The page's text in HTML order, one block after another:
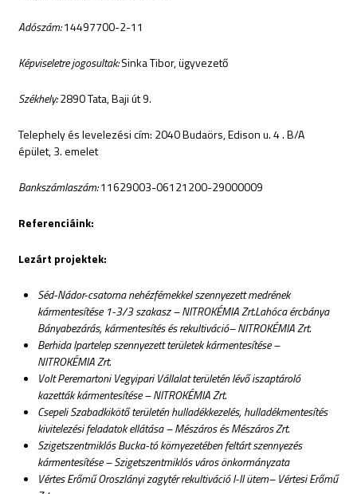
Adószám:14497700-2-11
Képviseletre jogosultak:Sinka Tibor, ügyvezető
Székhely:2890 Tata, Baji út 9.
Telephely és levelezési cím: 2040 Budaörs, Edison u. 4 . B/A
épület, 3. emelet
Bankszámlaszám:11629003-06121200-29000009
Referenciáink:
Lezárt projektek:
Séd-Nádor-csatorna nehézfémekkel szennyezett medrének
kármentesítése 1-3/3 szakasz – NITROKÉMIA Zrt.Lahóca ércbánya
Bányabezárás, kármentesítés és rekultiváció– NITROKÉMIA Zrt.
Berhida Ipartelep szennyezett területek kármentesítése –
NITROKÉMIA Zrt.
Volt Peremartoni Vegyipari Vállalat területén lévő iszaptároló
kazetták kármentesítése – NITROKÉMIA Zrt.
Csepeli Szabadkikötő területén hulladékkezelés, hulladékmentesítés
kivitelezési feladatok ellátása – Mészáros és Mészáros Zrt.
Szigetszentmiklós Bucka-tó környezetében feltárt szennyezés
kármentesítése – Szigetszentmiklós város önkormányzata
Vértes Erőmű Oroszlányi zagytér rekultiváció I-II ütem– Vértesi Erőmű